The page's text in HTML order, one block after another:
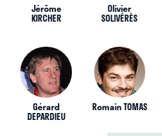
Jérôme
KIRCHER
Olivier
SOLIVÉRÈS
Gérard
DEPARDIEU
Romain TOMAS